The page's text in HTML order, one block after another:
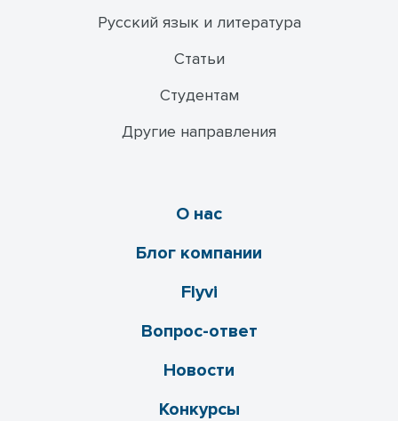
Русский язык и литература
Статьи
Студентам
Другие направления
О нас
Блог компании
Flyvi
Вопрос-ответ
Новости
Конкурсы